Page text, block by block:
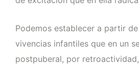
Podemos establecer a partir
vivencias infantiles que en un
postpuberal, por